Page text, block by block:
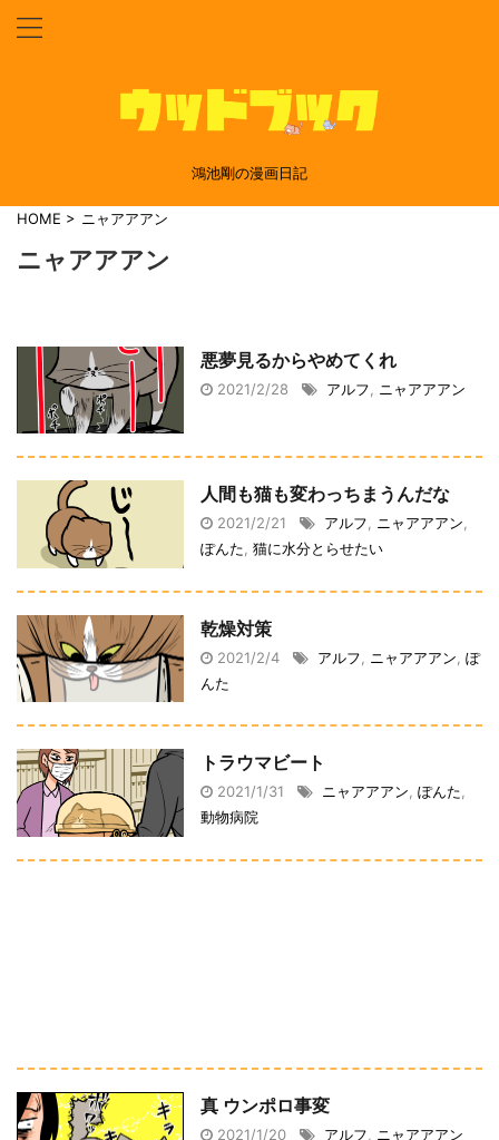
鴻池剛の漫画日記
HOME > ニャアアアン
ニャアアアン
悪夢見るからやめてくれ
2021/2/28 アルフ ニャアアアン
人間も猫も変わっちまうんだな
2021/2/21 アルフ ニャアアアン
ぽんた 猫に水分とらせたい
乾燥対策
2021/2/4 アルフ ニャアアアン ぽ
んた
トラウマビート
2021/1/31 ニャアアアン ぽんた
動物病院
真 ウンポロ事変
2021/1/20 アルフ ニャアアアン